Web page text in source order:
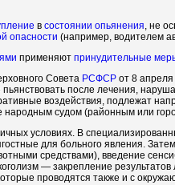
в состоянии опьянения, не
опасности (например, водителем
применяют принудительные
Совета РСФСР от 8
после лечения,
воздействия, подлежат
народным судом (районным или
условиях. В
для больного явления.
средствами), введение
— закрепление
проводятся также и с